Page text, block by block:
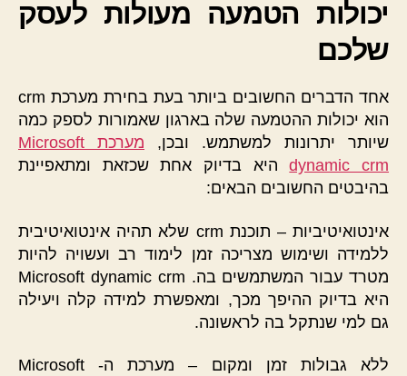
יכולות הטמעה מעולות לעסק
שלכם
אחד הדברים החשובים ביותר בעת בחירת מערכת crm
הוא יכולות ההטמעה שלה בארגון שאמורות לספק כמה
שיותר יתרונות למשתמש. ובכן,
מערכת Microsoft
dynamic crmהיא בדיוק אחת שכזאת ומתאפיינת
בהיבטים החשובים הבאים:
אינטואיטיביות – תוכנת crm שלא תהיה אינטואיטיבית
ללמידה ושימוש מצריכה זמן לימוד רב ועשויה להיות
מטרד עבור המשתמשים בה. Microsoft dynamic crm
היא בדיוק ההיפך מכך, ומאפשרת למידה קלה ויעילה
גם למי שנתקל בה לראשונה.
ללא גבולות זמן ומקום – מערכת ה- Microsoft